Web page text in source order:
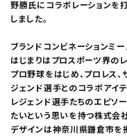
野勝氏にコラボレーションを
しました。
ブランドコンビネーションミー
はじまりはプロスポーツ界の
プロ野球をはじめ、プロレス
ジェンド選手とのコラボアイ
レジェンド選手たちのエピソ
たいという思いを持つ株式会
デザインは神奈川県鎌倉市を